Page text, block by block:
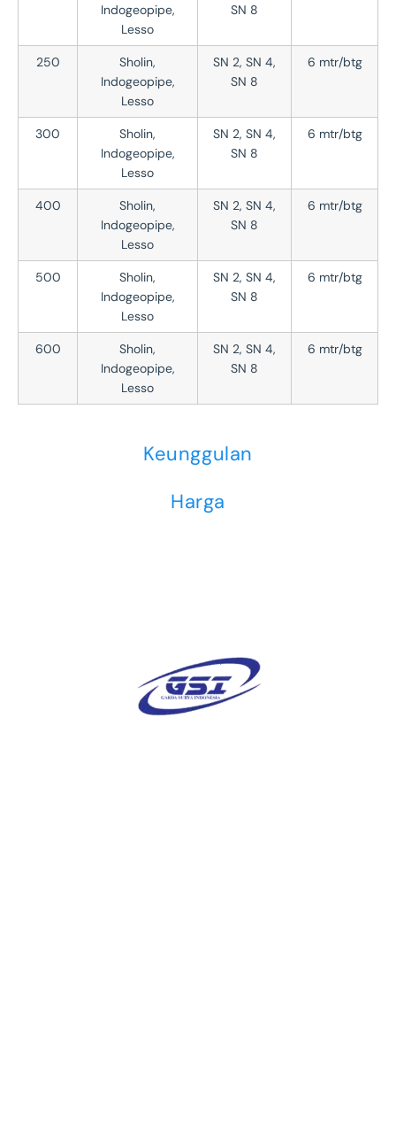
Keunggulan
Harga
Indogeopipe,
Lesso
SN 8
250
Sholin,
Indogeopipe,
Lesso
SN 2, SN 4,
SN 8
6 mtr/btg
300
Sholin,
Indogeopipe,
Lesso
SN 2, SN 4,
SN 8
6 mtr/btg
400
Sholin,
Indogeopipe,
Lesso
SN 2, SN 4,
SN 8
6 mtr/btg
500
Sholin,
Indogeopipe,
Lesso
SN 2, SN 4,
SN 8
6 mtr/btg
600
Sholin,
Indogeopipe,
Lesso
SN 2, SN 4,
SN 8
6 mtr/btg